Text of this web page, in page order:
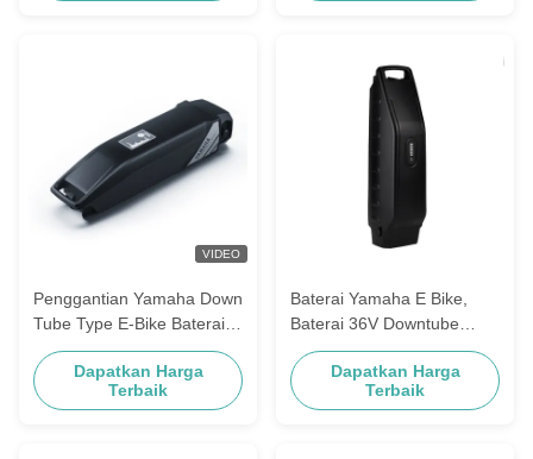
VIDEO
Penggantian Yamaha Down
Tube Type E-Bike Baterai
36V 13Ah 14.5Ah 17Ah
17.5Ah Baterai
Dapatkan Harga
Terbaik
Baterai Yamaha E Bike,
Baterai 36V Downtube
Ebike Untuk Haibike
Dapatkan Harga
Terbaik